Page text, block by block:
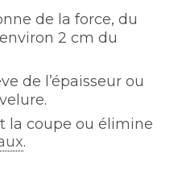
de la force, du
2 cm du
de l’épaisseur ou
la coupe ou élimine
.